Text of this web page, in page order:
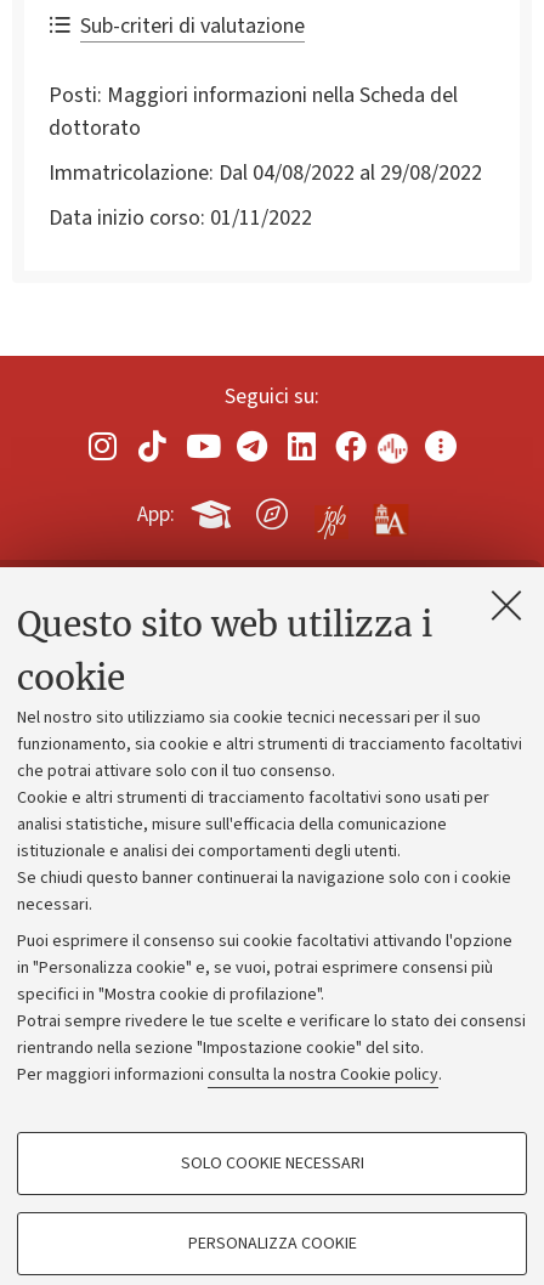
Questo sito web utilizza i
cookie
Nel nostro sito utilizziamo sia cookie tecnici necessari per il suo
funzionamento, sia cookie e altri strumenti di tracciamento facoltativi
che potrai attivare solo con il tuo consenso.
Cookie e altri strumenti di tracciamento facoltativi sono usati per
analisi statistiche, misure sull'efficacia della comunicazione
istituzionale e analisi dei comportamenti degli utenti.
Se chiudi questo banner continuerai la navigazione solo con i cookie
necessari.
Puoi esprimere il consenso sui cookie facoltativi attivando l'opzione
in "Personalizza cookie" e, se vuoi, potrai esprimere consensi più
specifici in "Mostra cookie di profilazione".
Potrai sempre rivedere le tue scelte e verificare lo stato dei consensi
rientrando nella sezione "Impostazione cookie" del sito.
Per maggiori informazioni consulta la nostra Cookie policy.
COOKIE DI PROFILAZIONE - FACOLTATIVI
SOLO COOKIE NECESSARI
PERSONALIZZA COOKIE
Sub-criteri di valutazione
Posti: Maggiori informazioni nella Scheda del
dottorato
Immatricolazione: Dal 04/08/2022 al 29/08/2022
Data inizio corso: 01/11/2022
Seguici su:
App:
Contatti e PEC
Alumni community
Piano strategico
Bilanci
Donazioni e 5x1000
Bandi, gare e concorsi
Albo online
Amministrazione trasparente
Atti di notifica
Informazioni sul sito e accessibilità
Dichiarazione di accessibilità
Privacy e note legali
Impostazioni Cookie